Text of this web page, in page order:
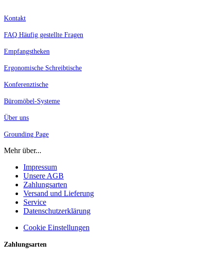
Kontakt
FAQ Häufig gestellte Fragen
Empfangstheken
Ergonomische Schreibtische
Konferenztische
Büromöbel-Systeme
Über uns
Grounding Page
Mehr über...
Impressum
Unsere AGB
Zahlungsarten
Versand und Lieferung
Service
Datenschutzerklärung
Cookie Einstellungen
Zahlungsarten